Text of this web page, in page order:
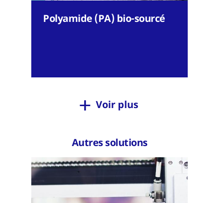
Polyamide (PA) bio-sourcé
Voir plus
Autres solutions